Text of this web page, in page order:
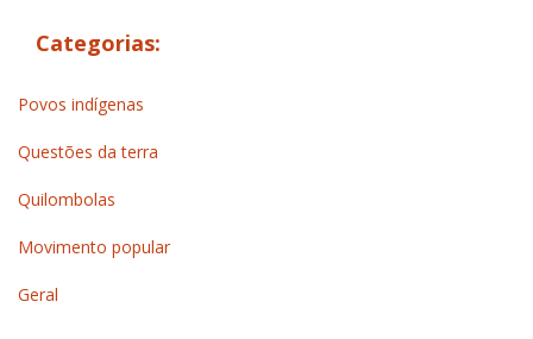
Categorias:
Povos indígenas
Questões da terra
Quilombolas
Movimento popular
Geral